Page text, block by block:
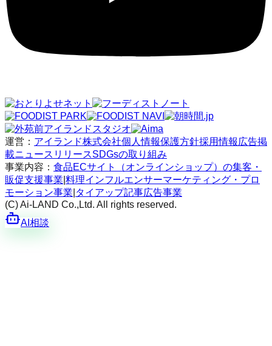
運営： アイランド株式会社個人情報保護方針採用情報広告掲
載ニュースリリースSDGsの取り組み
事業内容： 食品ECサイト（オンラインショップ）の集客・
販促支援事業 料理インフルエンサーマーケティング・プロ
モーション事業 タイアップ記事広告事業
(C) Ai-LAND Co.,Ltd. All rights reserved.
AI相談